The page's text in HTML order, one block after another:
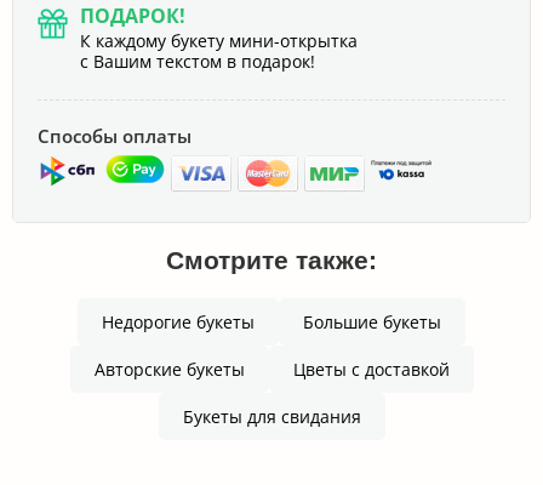
ПОДАРОК!
К каждому букету мини-открытка
с Вашим текстом в подарок!
Способы оплаты
Смотрите также:
Недорогие букеты Большие букеты
Авторские букеты Цветы с доставкой
Букеты для свидания